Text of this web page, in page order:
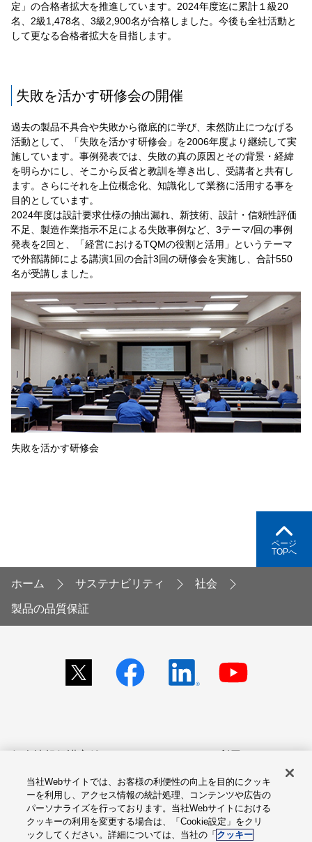
定」の合格者拡大を推進しています。2024年度迄に累計１級20
名、2級1,478名、3級2,900名が合格しました。今後も全社活動と
して更なる合格者拡大を目指します。
失敗を活かす研修会の開催
失敗を活かす研修会
過去の製品不具合や失敗から徹底的に学び、未然防止につなげる
活動として、「失敗を活かす研修会」を2006年度より継続して実
施しています。事例発表では、失敗の真の原因とその背景・経緯
を明らかにし、そこから反省と教訓を導き出し、受講者と共有し
ます。さらにそれを上位概念化、知識化して業務に活用する事を
目的としています。
2024年度は設計要求仕様の抽出漏れ、新技術、設計・信頼性評価
不足、製造作業指示不足による失敗事例など、3テーマ/回の事例
発表を2回と、「経営におけるTQMの役割と活用」というテーマ
で外部講師による講演1回の合計3回の研修会を実施し、合計550
名が受講しました。
ページ
TOPへ
ホーム サステナビリティ 社会
製品の品質保証
アクセシビリティへの対応
Cookie設定
総合サイトマップ
当社Webサイトでは、お客様の利便性の向上を目的にクッキ
ーを利用し、アクセス情報の統計処理、コンテンツや広告の
パーソナライズを行っております。当社Webサイトにおける
クッキーの利用を変更する場合は、「Cookie設定」をクリ
ックしてください。詳細については、当社の「 クッキー